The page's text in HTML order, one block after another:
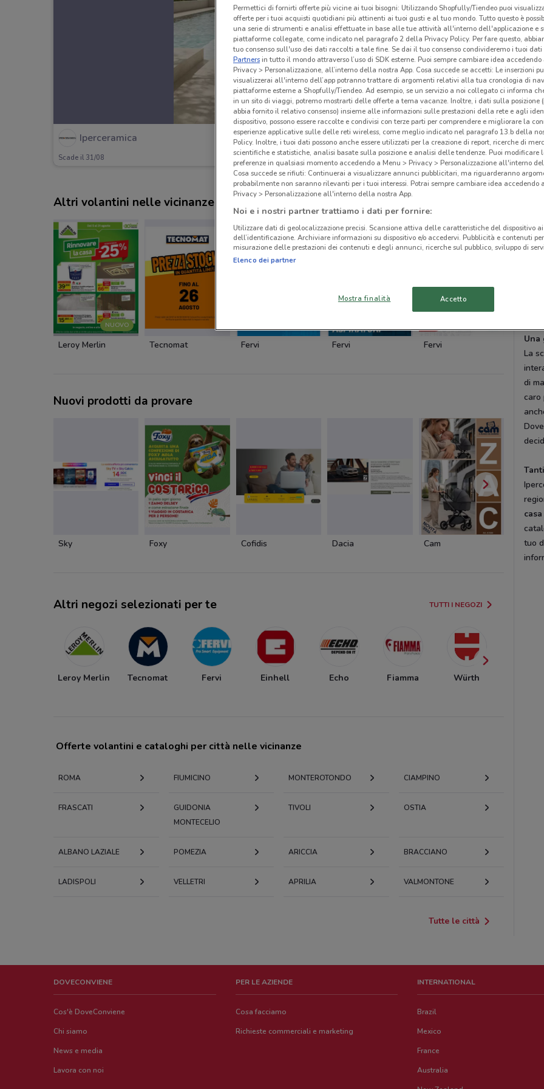
Iperceramica
Scade il 31/08 2.4 km
Altri volantini nelle vicinanze
NUOVO
Leroy Merlin Tecnomat Fervi Fervi Fervi Einhell
Nuovi prodotti da provare
Sky Foxy Cofidis Dacia Cam Cam
Altri negozi selezionati per te TUTTI I NEGOZI
Leroy Merlin Tecnomat Fervi Einhell Echo Fiamma Würth
Offerte volantini e cataloghi per città nelle vicinanze
ROMA FIUMICINO MONTEROTONDO CIAMPINO
FRASCATI
GUIDONIA
MONTECELIO
TIVOLI OSTIA
ALBANO LAZIALE POMEZIA ARICCIA BRACCIANO
LADISPOLI VELLETRI APRILIA VALMONTONE
Tutte le città
Una
La
di
caro
casa
tuo
DOVECONVIENE
Cos'è DoveConviene
Chi siamo
News e media
Lavora con noi
PER LE AZIENDE
Cosa facciamo
Richieste commerciali e marketing
INTERNATIONAL
Brazil
Mexico
France
Australia
Permettici di fornirti offerte più vicine ai tuoi bisogni: Utilizzando Shopfully/Tiendeo puoi
offerte per i tuoi acquisti quotidiani più attinenti ai tuoi gusti e al tuo mondo. Tutto questo è
una serie di strumenti e analisi effettuate in base alle tue attività all'interno dell'applicazione e
piattaforme collegate, come indicato nel paragrafo 2 della Privacy Policy. Per fare questo,
tuo consenso sull'uso dei dati raccolti a tale fine. Se dai il tuo consenso condivideremo i tuoi dati
Partnersin tutto il mondo attraverso l’uso di SDK esterne. Puoi sempre cambiare idea accedendo
Privacy > Personalizzazione, all’interno della nostra App. Cosa succede se accetti: Le inserzioni
visualizzerai all'interno dell’app potranno trattare di argomenti relativi alla tua cronologia di
piattaforme esterne a Shopfully/Tiendeo. Ad esempio, se un servizio a noi collegato ci informa
in un sito di viaggi, potremo mostrarti delle offerte a tema vacanze. Inoltre, i dati sulla posizione
abbia fornito il relativo consenso) insieme alle informazioni sulle prestazioni della rete e agli
dispositivo, possono essere raccolte e condivisi con terze parti per comprendere e migliorare la
esperienze applicative sulle delle reti wireless, come meglio indicato nel paragrafo 13.b della
Policy. Inoltre, i tuoi dati possono anche essere utilizzati per la creazione di report, ricerche di
scientifiche e statistiche, analisi basate sulla posizione e analisi delle tendenze. Puoi modificare
preferenze in qualsiasi momento accedendo a Menu > Privacy > Personalizzazione all'interno
Cosa succede se rifiuti: Continuerai a visualizzare annunci pubblicitari, ma riguarderanno
probabilmente non saranno rilevanti per i tuoi interessi. Potrai sempre cambiare idea accedendo
Privacy > Personalizzazione all'interno della nostra App.
Noi e i nostri partner trattiamo i dati per fornire:
Utilizzare dati di geolocalizzazione precisi. Scansione attiva delle caratteristiche del dispositivo
dell’identificazione. Archiviare informazioni su dispositivo e/o accedervi. Pubblicità e contenuti
misurazione delle prestazioni dei contenuti e degli annunci, ricerche sul pubblico, sviluppo di
Elenco dei partner
Mostra finalità Accetto